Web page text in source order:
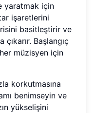
yaratmak için
işaretlerini
basitleştirir ve
Başlangıç
müzisyen için
korkutmasına
benimseyin ve
yükselişini